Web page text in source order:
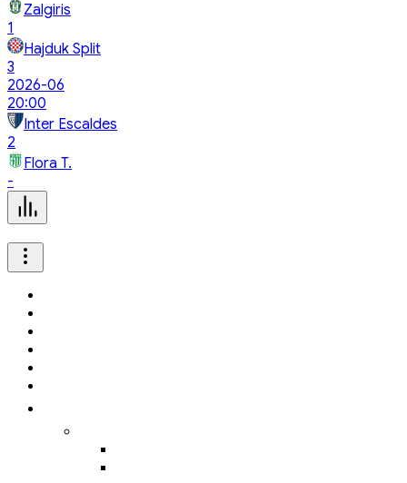
Zalgiris
1
Hajduk Split
3
2026-06
20:00
Inter Escaldes
2
Flora T.
-